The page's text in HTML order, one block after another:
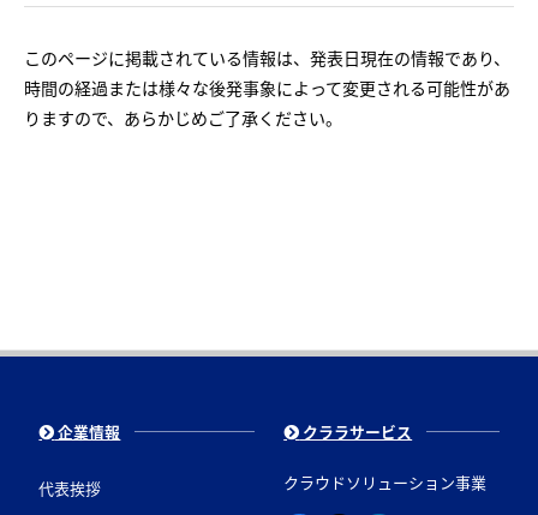
このページに掲載されている情報は、発表日現在の情報であり、
時間の経過または様々な後発事象によって変更される可能性があ
りますので、あらかじめご了承ください。
企業情報
代表挨拶
クララサービス
クラウドソリューション事業